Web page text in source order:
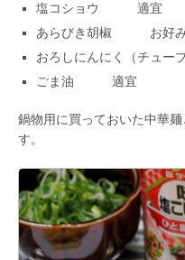
塩コショウ 適宜
あらびき胡椒 お好
おろしにんにく（チュ
ごま油 適宜
鍋物用に買っておいた中華
す。